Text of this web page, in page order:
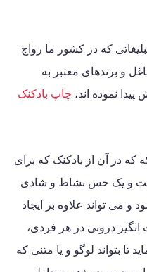
که در کشور ما رواج
و برندهای معتبر به
نموده اند، چاپ بادکنک
که در آن از بادکنک که برای
و یک حس نشاط و شادی
و می تواند علاوه بر ایجاد
درونی در هر فردی،
تا بتواند لوگو و یا متنی که